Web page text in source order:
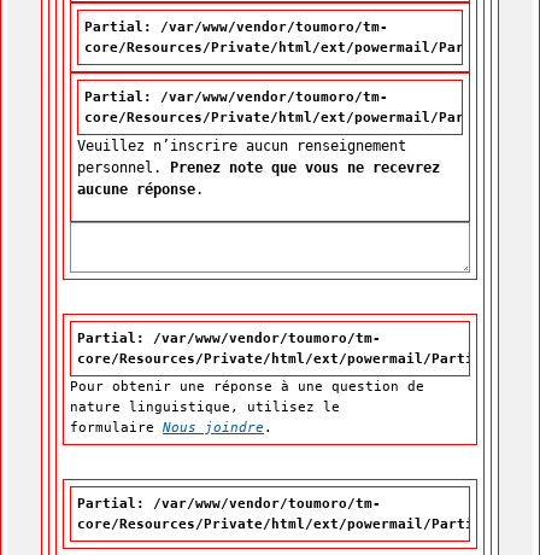
Partial: /var/www/vendor/toumoro/tm-
core/Resources/Private/html/ext/powermail/Partials/
Partial: /var/www/vendor/toumoro/tm-
core/Resources/Private/html/ext/powermail/Partials/
Veuillez n’inscrire aucun renseignement
personnel. Prenez note que vous ne recevrez
aucune réponse.
Partial: /var/www/vendor/toumoro/tm-
core/Resources/Private/html/ext/powermail/Partials/
Pour obtenir une réponse à une question de
nature linguistique, utilisez le
formulaire Nous joindre .
Partial: /var/www/vendor/toumoro/tm-
core/Resources/Private/html/ext/powermail/Partials/